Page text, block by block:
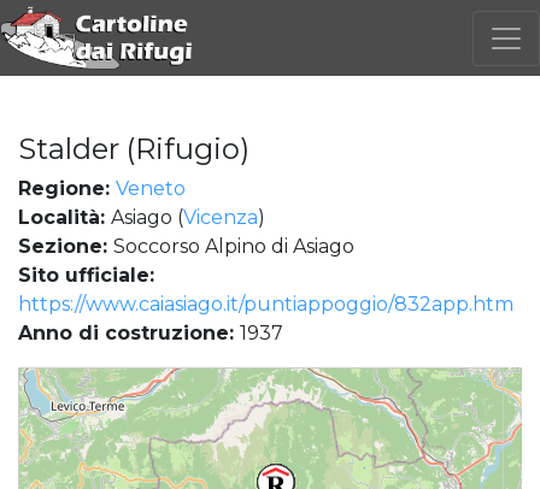
Stalder (Rifugio)
Regione: Veneto
Località: Asiago (Vicenza)
Sezione: Soccorso Alpino di Asiago
Sito ufficiale:
https://www.caiasiago.it/puntiappoggio/832app.htm
Anno di costruzione: 1937